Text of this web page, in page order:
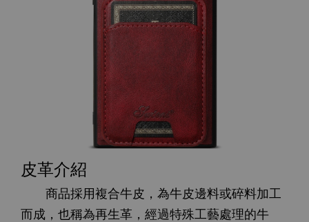
皮革介紹
商品採用複合牛皮，為牛皮邊料或碎料加工
而成，也稱為再生革，經過特殊工藝處理的牛